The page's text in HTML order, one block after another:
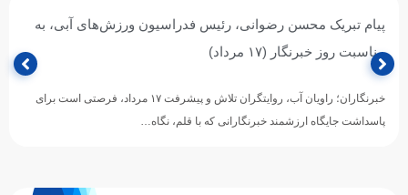
پیام تبریک محسن رضوانی، رئیس فدراسیون ورزش‌های آبی، به
مناسبت روز خبرنگار (۱۷ مرداد)
خبرنگاران؛ راویان آب، روایتگران تلاش و پیشرفت ۱۷ مرداد، فرصتی است برای
پاسداشت جایگاه ارزشمند خبرنگارانی که با قلم، نگاه…